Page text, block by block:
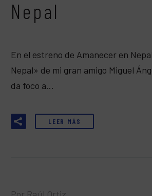
Nepal
En el estreno de Amanecer en
Nepal» de mi gran amigo Miguel
da foco a…
LEER MÁS